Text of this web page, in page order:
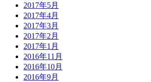
2017年5月
2017年4月
2017年3月
2017年2月
2017年1月
2016年11月
2016年10月
2016年9月